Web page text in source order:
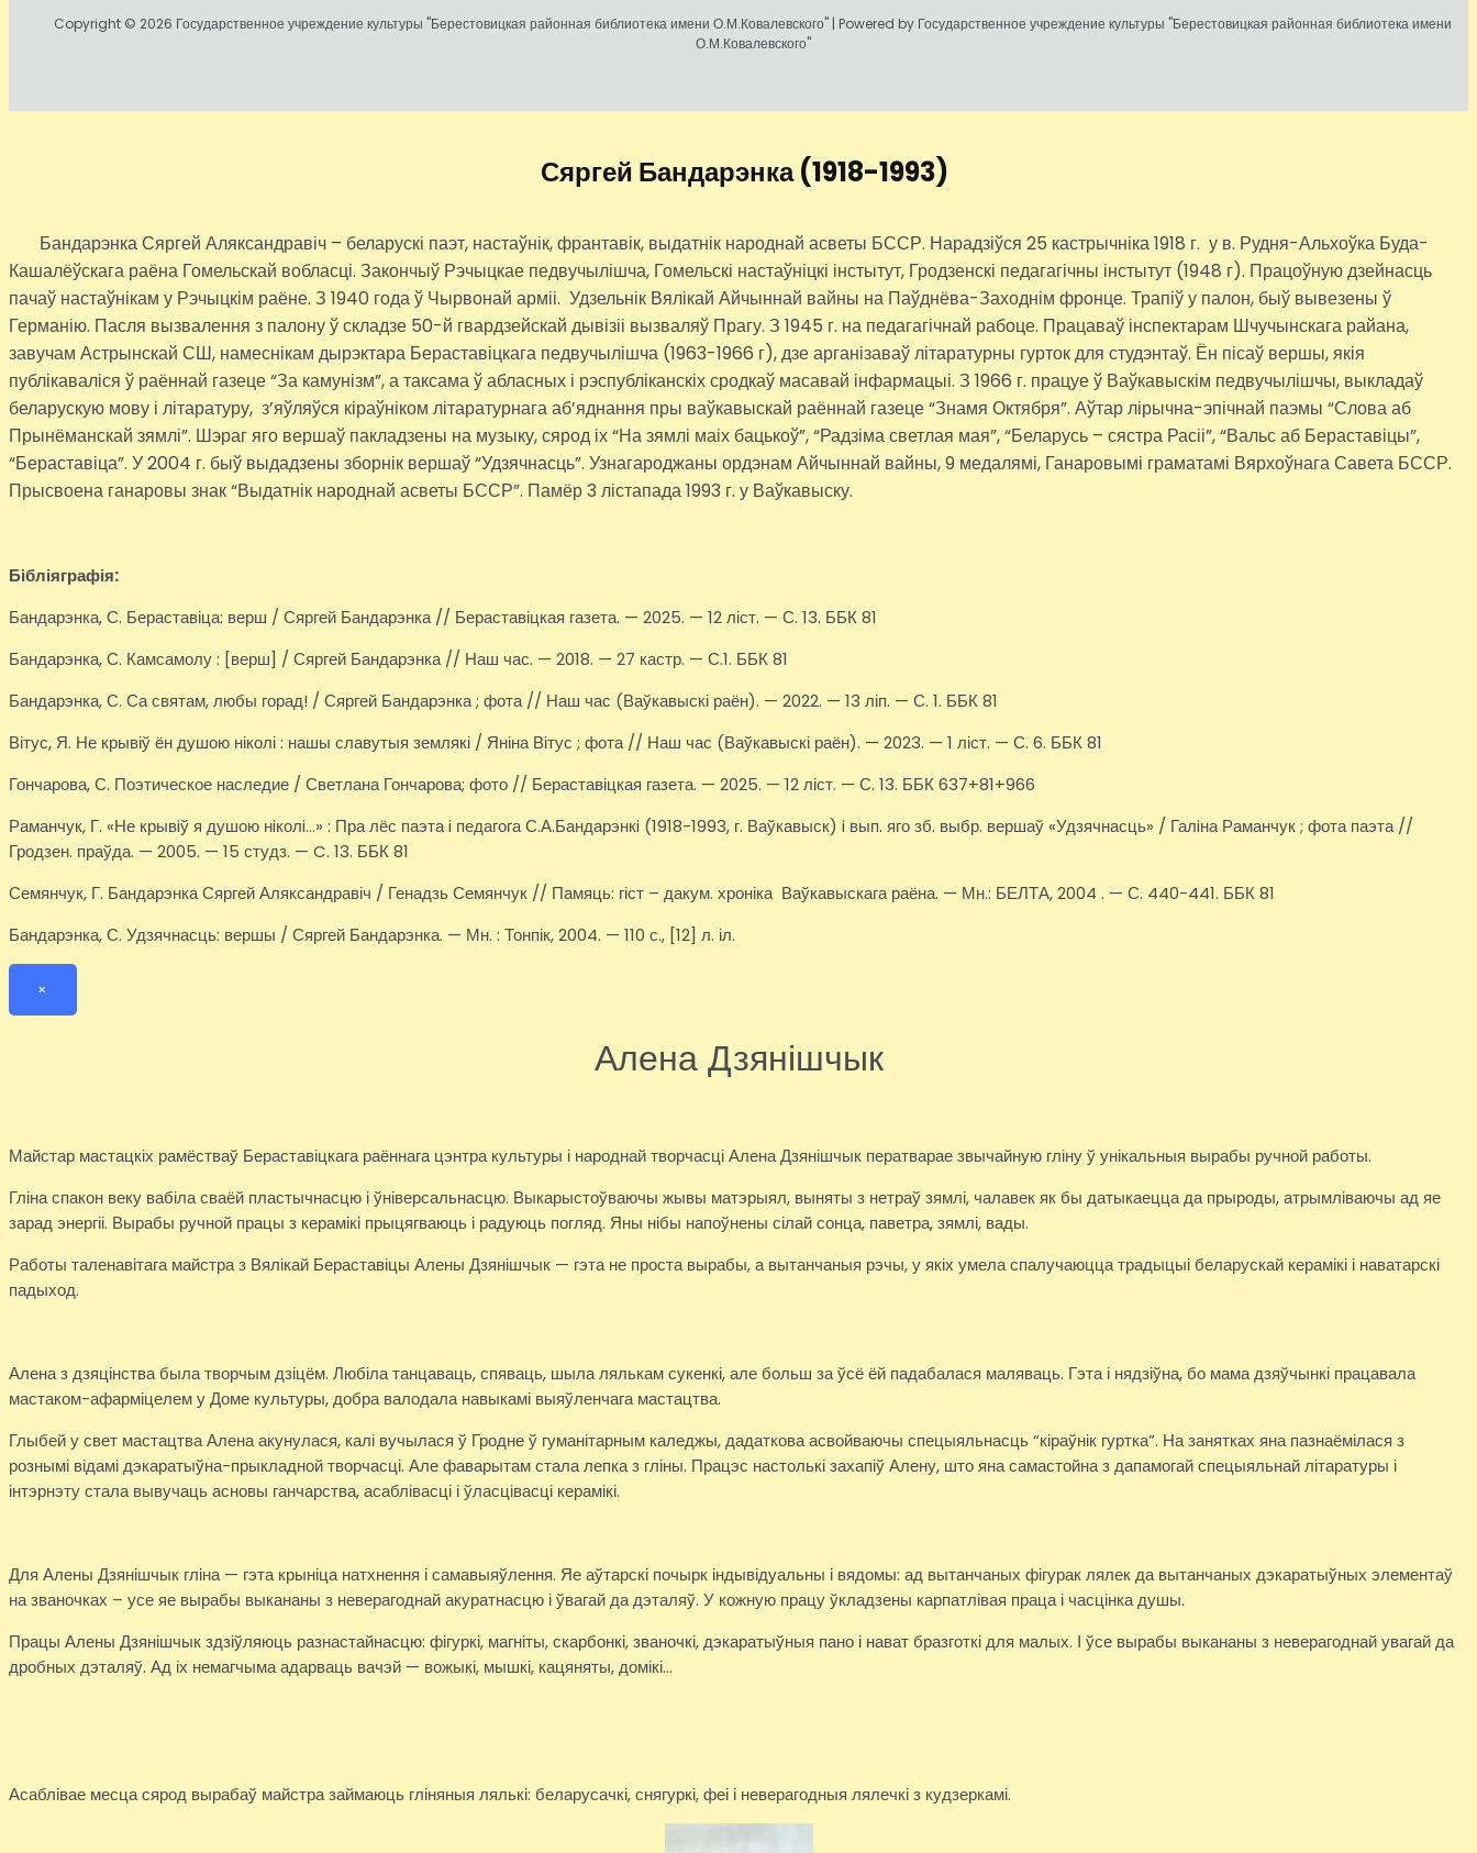
Copyright © 2026 Государственное учреждение культуры "Берестовицкая районная библиотека имени О.М.Ковалевского" | Powered by Государственное учреждение культуры "Берестовицкая районная библиотека имени
О.М.Ковалевского"
Сяргей Бандарэнка(1918-1993)
Бандарэнка Сяргей Аляксандравіч – беларускі паэт, настаўнік, франтавік, выдатнік народнай асветы БССР. Нарадзіўся 25 кастрычніка 1918 г. у в. Рудня-Альхоўка Буда-
Кашалёўскага раёна Гомельскай вобласці. Закончыў Рэчыцкае педвучылішча, Гомельскі настаўніцкі інстытут, Гродзенскі педагагічны інстытут (1948 г). Працоўную дзейнасць
пачаў настаўнікам у Рэчыцкім раёне. З 1940 года ў Чырвонай арміі. Удзельнік Вялікай Айчыннай вайны на Паўднёва-Заходнім фронце. Трапіў у палон, быў вывезены ў
Германію. Пасля вызвалення з палону ў складзе 50-й гвардзейскай дывізіі вызваляў Прагу. З 1945 г. на педагагічнай рабоце. Працаваў інспектарам Шчучынскага райана,
завучам Астрынскай СШ, намеснікам дырэктара Бераставіцкага педвучылішча (1963-1966 г), дзе арганізаваў літаратурны гурток для студэнтаў. Ён пісаў вершы, якія
публікаваліся ў раённай газеце “За камунізм”, а таксама ў абласных і рэспубліканскіх сродкаў масавай інфармацыі. З 1966 г. працуе ў Ваўкавыскім педвучылішчы, выкладаў
беларускую мову і літаратуру, з’яўляўся кіраўніком літаратурнага аб’яднання пры ваўкавыскай раённай газеце “Знамя Октября”. Аўтар лірычна-эпічнай паэмы “Слова аб
Прынёманскай зямлі”. Шэраг яго вершаў пакладзены на музыку, сярод іх “На зямлі маіх бацькоў”, “Радзіма светлая мая”, “Беларусь – сястра Расіі”, “Вальс аб Бераставіцы”,
“Бераставіца”. У 2004 г. быў выдадзены зборнік вершаў “Удзячнасць”. Узнагароджаны ордэнам Айчыннай вайны, 9 медалямі, Ганаровымі граматамі Вярхоўнага Савета БССР.
Прысвоена ганаровы знак “Выдатнік народнай асветы БССР”. Памёр 3 лістапада 1993 г. у Ваўкавыску.
Бібліяграфія:
Бандарэнка, С. Бераставіца: верш / Сяргей Бандарэнка // Бераставіцкая газета. — 2025. — 12 ліст. — С. 13. ББК 81
Бандарэнка, С. Камсамолу : [верш] / Сяргей Бандарэнка // Наш час. — 2018. — 27 кастр. — С.1. ББК 81
Бандарэнка, С. Са святам, любы горад! / Сяргей Бандарэнка ; фота // Наш час (Ваўкавыскі раён). — 2022. — 13 ліп. — С. 1. ББК 81
Вітус, Я. Не крывіў ён душою ніколі : нашы славутыя землякі / Яніна Вітус ; фота // Наш час (Ваўкавыскі раён). — 2023. — 1 ліст. — С. 6. ББК 81
Гончарова, С. Поэтическое наследие / Светлана Гончарова; фото // Бераставіцкая газета. — 2025. — 12 ліст. — С. 13. ББК 637+81+966
Раманчук, Г. «Не крывiў я душою нiколi…» : Пра лёс паэта i педагога С.А.Бандарэнкi (1918-1993, г. Ваўкавыск) i вып. яго зб. выбр. вершаў «Удзячнасць» / Галiна Раманчук ; фота паэта //
Гродзен. праўда. — 2005. — 15 студз. — C. 13. ББК 81
Семянчук, Г. Бандарэнка Сяргей Аляксандравіч / Генадзь Семянчук // Памяць: гіст – дакум. хроніка Ваўкавыскага раёна. — Мн.: БЕЛТА, 2004 . — С. 440-441. ББК 81
Бандарэнка, С. Удзячнасць: вершы / Сяргей Бандарэнка. — Мн. : Тонпік, 2004. — 110 с., [12] л. іл.
×
Алена Дзянішчык
Майстар мастацкіх рамёстваў Бераставіцкага раённага цэнтра культуры і народнай творчасці Алена Дзянішчык ператварае звычайную гліну ў унікальныя вырабы ручной работы.
Гліна спакон веку вабіла сваёй пластычнасцю і ўніверсальнасцю. Выкарыстоўваючы жывы матэрыял, выняты з нетраў зямлі, чалавек як бы датыкаецца да прыроды, атрымліваючы ад яе
зарад энергіі. Вырабы ручной працы з керамікі прыцягваюць і радуюць погляд. Яны нібы напоўнены сілай сонца, паветра, зямлі, вады.
Работы таленавітага майстра з Вялікай Бераставіцы Алены Дзянішчык — гэта не проста вырабы, а вытанчаныя рэчы, у якіх умела спалучаюцца традыцыі беларускай керамікі і наватарскі
падыход.
Алена з дзяцінства была творчым дзіцём. Любіла танцаваць, спяваць, шыла лялькам сукенкі, але больш за ўсё ёй падабалася маляваць. Гэта і нядзіўна, бо мама дзяўчынкі працавала
мастаком-афарміцелем у Доме культуры, добра валодала навыкамі выяўленчага мастацтва.
Глыбей у свет мастацтва Алена акунулася, калі вучылася ў Гродне ў гуманітарным каледжы, дадаткова асвойваючы спецыяльнасць “кіраўнік гуртка”. На занятках яна пазнаёмілася з
рознымі відамі дэкаратыўна-прыкладной творчасці. Але фаварытам стала лепка з гліны. Працэс настолькі захапіў Алену, што яна самастойна з дапамогай спецыяльнай літаратуры і
інтэрнэту стала вывучаць асновы ганчарства, асаблівасці і ўласцівасці керамікі.
Для Алены Дзянішчык гліна — гэта крыніца натхнення і самавыяўлення. Яе аўтарскі почырк індывідуальны і вядомы: ад вытанчаных фігурак лялек да вытанчаных дэкаратыўных элементаў
на званочках – усе яе вырабы выкананы з неверагоднай акуратнасцю і ўвагай да дэталяў. У кожную працу ўкладзены карпатлівая праца і часцінка душы.
Працы Алены Дзянішчык здзіўляюць разнастайнасцю: фігуркі, магніты, скарбонкі, званочкі, дэкаратыўныя пано і нават бразготкі для малых. І ўсе вырабы выкананы з неверагоднай увагай да
дробных дэталяў. Ад іх немагчыма адарваць вачэй — вожыкі, мышкі, кацяняты, домікі…
Асаблівае месца сярод вырабаў майстра займаюць гліняныя лялькі: беларусачкі, снягуркі, феі і неверагодныя лялечкі з кудзеркамі.